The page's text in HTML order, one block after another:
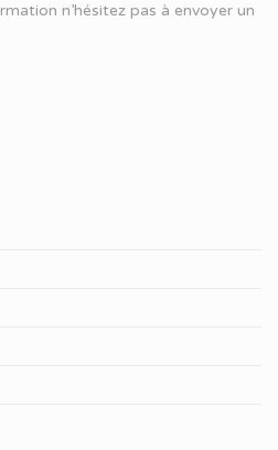
n’hésitez pas à envoyer un